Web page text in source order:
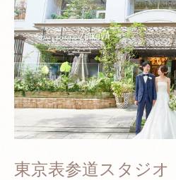
東京表参道スタジオ